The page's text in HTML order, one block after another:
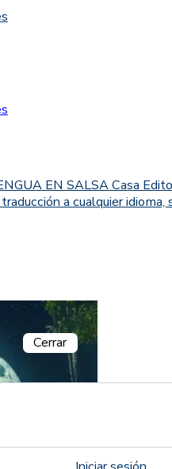
EN SALSA Casa
a cualquier
Cerrar